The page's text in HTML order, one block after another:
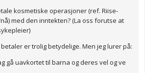
kosmetiske operasjoner (ref. Riise-
med den inntekten? (La oss forutse at
er trolig betydelige. Men jeg lurer på:
gå uavkortet til barna og deres vel og ve